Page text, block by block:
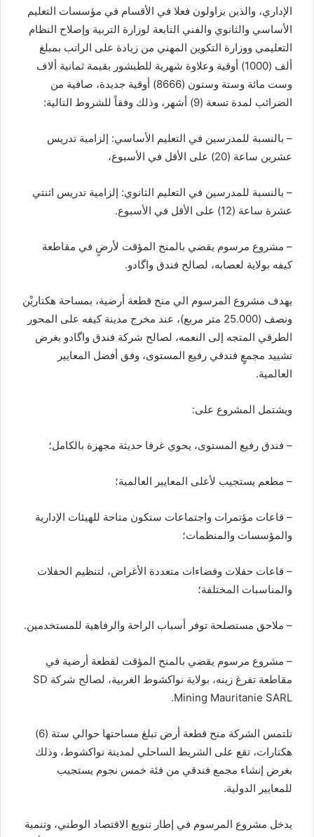
الإداري، والذين يزاولون فعلا في الأقسام في مؤسسات التعليم
الأساسي والثانوي والفني التابعة لوزارة التربية وإصلاح النظام
التعليمي ووزارة التكوين المهني من زيادة على الراتب بمبلغ
ألف (1000) أوقية وعلاوة شهرية للطبشور بقيمة ثمانية ألاف
وست مائة وستة وستون (8666) أوقية جديدة، صافية من
الضرائب لمدة تسعة (9) أشهر، وذلك وفقاً للشروط التالية:
– بالنسبة للمدرسين في التعليم الأساسي: إلزامية تدريس
عشرين ساعة (20) على الأقل في الأسبوع،
– بالنسبة للمدرسين في التعليم الثانوي: إلزامية تدريس اثنتي
عشرة ساعة (12) على الأقل في الأسبوع.
– مشروع مرسوم يقضي بالمنح المؤقت لأرضٍ في مقاطعة
كيفه بولاية لعصابه، لصالح فندق واگادو.
يهدف مشروع المرسوم الي منح قطعة أرضية، بمساحة هكتاريْن
ونصف (25.000 متر مربع)، عند مخرج مدينة كيفه على المحور
الطرقي المتجه إلى النعمه، لصالح شركة فندق واگادو بغرض
تشييد مجمعٍ فندقي رفيع المستوى، وفق أفضل المعايير
العالمية.
ويشتمل المشروع على:
– فندق رفيع المستوى، يحوي غرفا حديثة مجهزة بالكامل؛
– مطعم يستجيب لأعلى المعايير العالمية؛
– قاعات مؤتمرات واجتماعات ستكون متاحة للهيئات الإدارية
والمؤسسات والمنظمات؛
– قاعات حفلات وفضاءات متعددة الأغراض، لتنظيم الحفلات
والمناسبات المختلفة؛
– ملاحق مستصلحة توفر أسباب الراحة والرفاهية للمستخدمين.
– مشروع مرسوم يقضي بالمنح المؤقت لقطعة أرضية في
مقاطعة تفرغ زينه، بولاية نواكشوط الغربية، لصالح شركة SD
Mining Mauritanie SARL.
تلتمس الشركة منح قطعة أرض تبلغ مساحتها حوالي ستة (6)
هكتارات، تقع على الشريط الساحلي لمدينة نواكشوط، وذلك
بغرض إنشاء مجمع فندقي من فئة خمس نجوم يستجيب
للمعايير الدولية.
يدخل مشروع المرسوم في إطار تنويع الاقتصاد الوطني، وتنمية